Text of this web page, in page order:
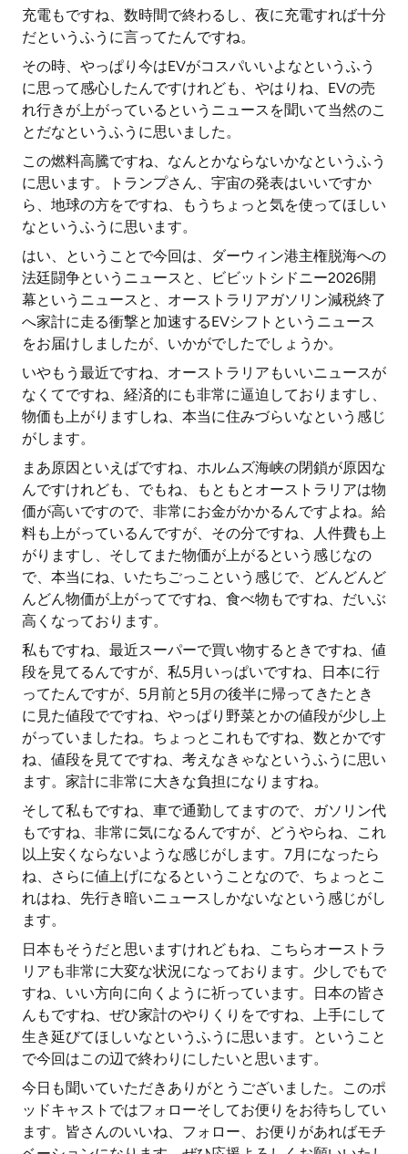
充電もですね、数時間で終わるし、夜に充電すれば十分
だというふうに言ってたんですね。
その時、やっぱり今はEVがコスパいいよなというふう
に思って感心したんですけれども、やはりね、EVの売
れ行きが上がっているというニュースを聞いて当然のこ
とだなというふうに思いました。
この燃料高騰ですね、なんとかならないかなというふう
に思います。トランプさん、宇宙の発表はいいですか
ら、地球の方をですね、もうちょっと気を使ってほしい
なというふうに思います。
はい、ということで今回は、ダーウィン港主権脱海への
法廷闘争というニュースと、ビビットシドニー2026開
幕というニュースと、オーストラリアガソリン減税終了
へ家計に走る衝撃と加速するEVシフトというニュース
をお届けしましたが、いかがでしたでしょうか。
いやもう最近ですね、オーストラリアもいいニュースが
なくてですね、経済的にも非常に逼迫しておりますし、
物価も上がりますしね、本当に住みづらいなという感じ
がします。
まあ原因といえばですね、ホルムズ海峡の閉鎖が原因な
んですけれども、でもね、もともとオーストラリアは物
価が高いですので、非常にお金がかかるんですよね。給
料も上がっているんですが、その分ですね、人件費も上
がりますし、そしてまた物価が上がるという感じなの
で、本当にね、いたちごっこという感じで、どんどんど
んどん物価が上がってですね、食べ物もですね、だいぶ
高くなっております。
私もですね、最近スーパーで買い物するときですね、値
段を見てるんですが、私5月いっぱいですね、日本に行
ってたんですが、5月前と5月の後半に帰ってきたとき
に見た値段でですね、やっぱり野菜とかの値段が少し上
がっていましたね。ちょっとこれもですね、数とかです
ね、値段を見てですね、考えなきゃなというふうに思い
ます。家計に非常に大きな負担になりますね。
そして私もですね、車で通勤してますので、ガソリン代
もですね、非常に気になるんですが、どうやらね、これ
以上安くならないような感じがします。7月になったら
ね、さらに値上げになるということなので、ちょっとこ
れはね、先行き暗いニュースしかないなという感じがし
ます。
日本もそうだと思いますけれどもね、こちらオーストラ
リアも非常に大変な状況になっております。少しでもで
すね、いい方向に向くように祈っています。日本の皆さ
んもですね、ぜひ家計のやりくりをですね、上手にして
生き延びてほしいなというふうに思います。ということ
で今回はこの辺で終わりにしたいと思います。
今日も聞いていただきありがとうございました。このポ
ッドキャストではフォローそしてお便りをお待ちしてい
ます。皆さんのいいね、フォロー、お便りがあればモチ